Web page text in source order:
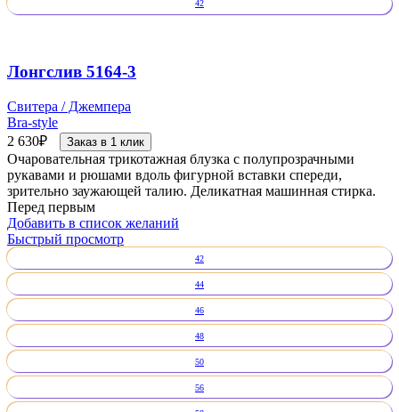
42
Лонгслив 5164-3
Свитера / Джемпера
Bra-style
2 630₽ Заказ в 1 клик
Очаровательная трикотажная блузка с полупрозрачными
рукавами и рюшами вдоль фигурной вставки спереди,
зрительно заужающей талию. Деликатная машинная стирка.
Перед первым
Добавить в список желаний
Быстрый просмотр
42
44
46
48
50
56